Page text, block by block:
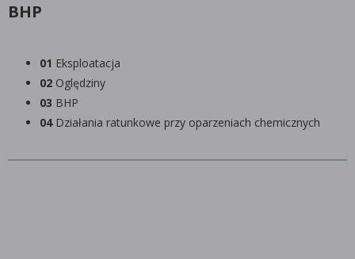
BHP
01 Eksploatacja
02 Oględziny
03 BHP
04 Działania ratunkowe przy oparzeniach chemicznych